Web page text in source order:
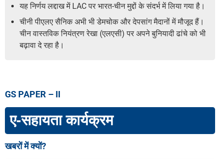
यह निर्णय लद्दाख में LAC पर भारत-चीन मुद्दों के संदर्भ में लिया गया है।
चीनी पीएलए सैनिक अभी भी डेमचोक और देपसांग मैदानों में मौजूद हैं।
चीन वास्तविक नियंत्रण रेखा (एलएसी) पर अपने बुनियादी ढांचे को भी
बढ़ावा दे रहा है।
GS PAPER – II
ए-सहायता कार्यक्रम
खबरों में क्यों?